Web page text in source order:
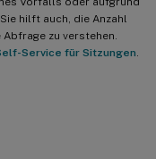
hilft auch, die Anzahl
zu verstehen.
Service für Sitzungen